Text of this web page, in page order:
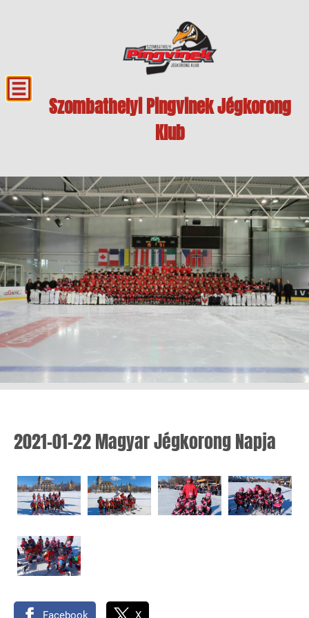
Szombathelyi Pingvinek Jégkorong
Klub
2021-01-22 Magyar Jégkorong Napja
Facebook X